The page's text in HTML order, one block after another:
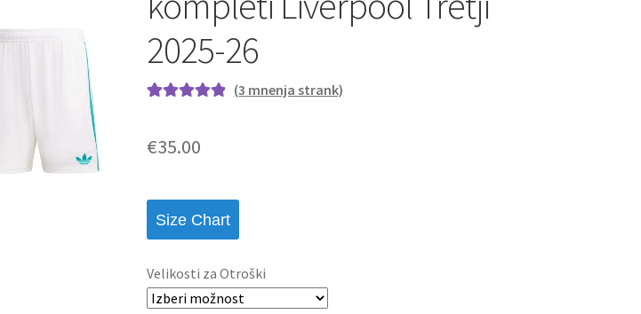
2025-26
podlagi ocene
(3 mnenja strank)
€35.00
Size Chart
Velikosti za Otroški